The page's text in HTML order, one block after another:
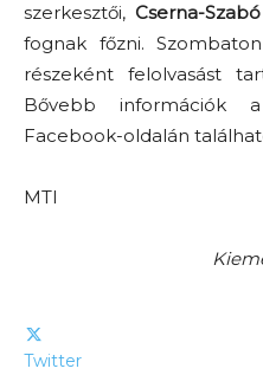
szerkesztői, Cserna-
fognak főzni.
részeként felolvasást
Bővebb információk
Facebook-oldalán
MTI
Twitter